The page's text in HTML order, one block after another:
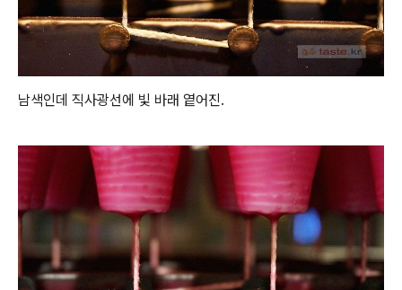
남색인데 직사광선에 빛 바래 옅어진.